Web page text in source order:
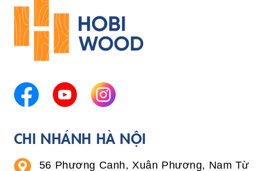
CHI NHÁNH HÀ NỘI
56 Phương Canh, Xuân Phương, Nam Từ